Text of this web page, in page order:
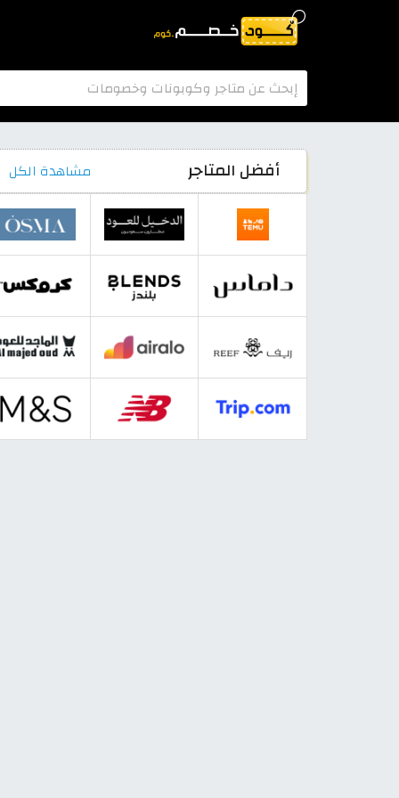
أفضل المتاجر مشاهدة الكل